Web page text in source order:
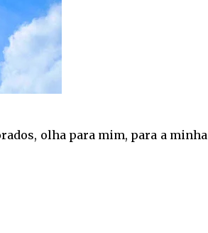
olha para mim, para a minha